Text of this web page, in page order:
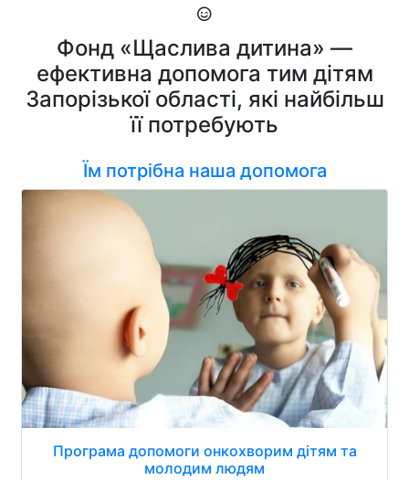
Фонд «Щаслива дитина» —
ефективна допомога тим дітям
Запорізької області, які найбільш
її потребують
Їм потрібна наша допомога
Програма допомоги онкохворим дітям та
молодим людям